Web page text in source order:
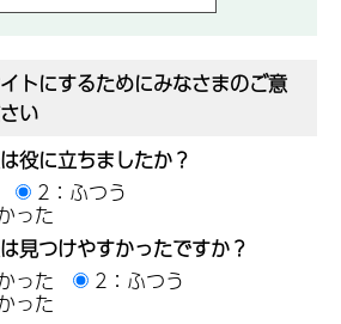
トにするためにみなさまのご意
い
役に立ちましたか？
2：ふつう
った
見つけやすかったですか？
った
2：ふつう
った